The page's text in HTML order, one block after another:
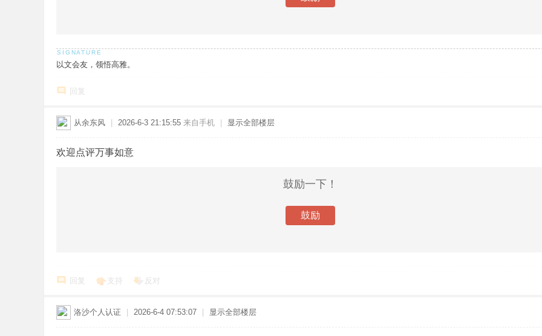
以文会友，领悟高雅。
回复
从余东风 2026-6-3 21:15:55 来自手机 显示全部楼层
欢迎点评万事如意
鼓励一下！
鼓励
回复 支持 反对
洛沙个人认证 2026-6-4 07:53:07 显示全部楼层